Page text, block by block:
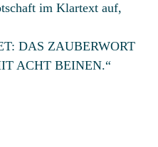
im Klartext auf,
DAS ZAUBERWORT
ACHT BEINEN.“